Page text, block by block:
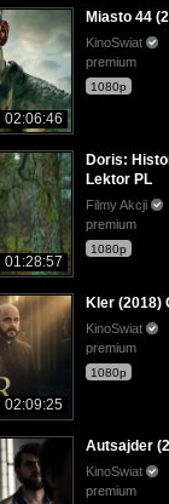
02:06:46
Miasto 44
KinoSwiat
premium
1080p
01:28:57
Doris:
Lektor PL
Filmy Akcji
premium
1080p
02:09:25
Kler (2018)
KinoSwiat
premium
1080p
Autsajder
KinoSwiat
premium